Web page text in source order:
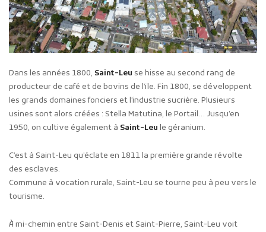
Dans les années 1800, Saint-Leu se hisse au second rang de
producteur de café et de bovins de l’ïle. Fin 1800, se développent
les grands domaines fonciers et l’industrie sucrière. Plusieurs
usines sont alors créées : Stella Matutina, le Portail… Jusqu’en
1950, on cultive également à Saint-Leu le géranium.
C’est à Saint-Leu qu’éclate en 1811 la première grande révolte
des esclaves.
Commune à vocation rurale, Saint-Leu se tourne peu à peu vers le
tourisme.
À mi-chemin entre Saint-Denis et Saint-Pierre, Saint-Leu voit